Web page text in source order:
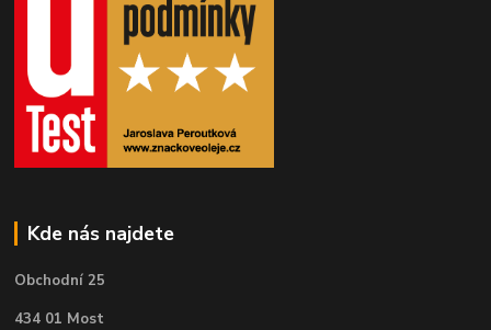
Kde nás najdete
Obchodní 25
434 01 Most